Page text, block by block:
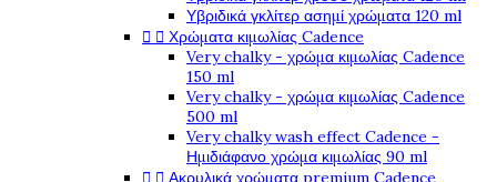
Υβριδικά γκλίτερ ασημί χρώματα 120 ml
  Χρώματα κιμωλίας Cadence
Very chalky - χρώμα κιμωλίας Cadence
150 ml
Very chalky - χρώμα κιμωλίας Cadence
500 ml
Very chalky wash effect Cadence -
Ημιδιάφανο χρώμα κιμωλίας 90 ml
  Ακρυλικά χρώματα premium Cadence